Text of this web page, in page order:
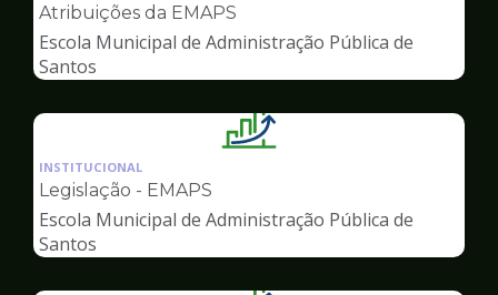
de
Gestão
Atribuições da EMAPS
Escola Municipal de Administração Pública de
Santos
Ilustração
de
Gestão
INSTITUCIONAL
Legislação - EMAPS
Escola Municipal de Administração Pública de
Santos